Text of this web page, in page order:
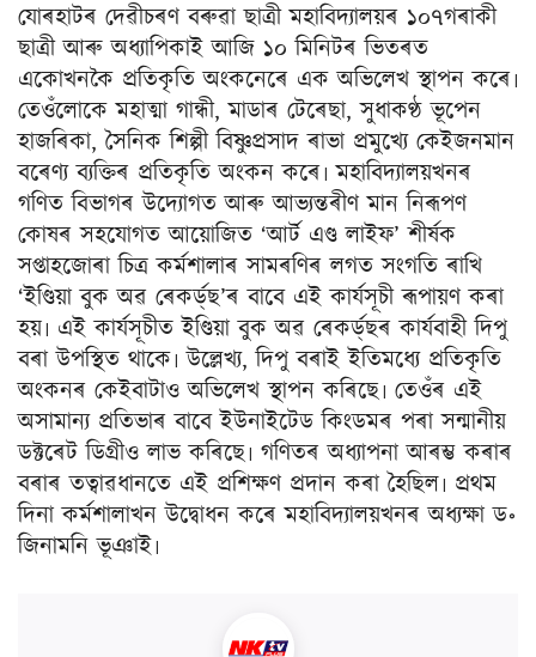
যোৰহাটৰ দেৱীচৰণ বৰুৱা ছাত্ৰী মহাবিদ্যালয়ৰ ১০৭গৰাকী
ছাত্ৰী আৰু অধ্যাপিকাই আজি ১০ মিনিটৰ ভিতৰত
একোখনকৈ প্ৰতিকৃতি অংকনেৰে এক অভিলেখ স্থাপন কৰে৷
তেওঁলোকে মহাত্মা গান্ধী, মাডাৰ টেৰেছা, সুধাকণ্ঠ ভূপেন
হাজৰিকা, সৈনিক শিল্পী বিষ্ণুপ্ৰসাদ ৰাভা প্ৰমুখ্যে কেইজনমান
বৰেণ্য ব্যক্তিৰ প্ৰতিকৃতি অংকন কৰে৷ মহাবিদ্যালয়খনৰ
গণিত বিভাগৰ উদ্যোগত আৰু আভ্যন্তৰীণ মান নিৰূপণ
কোষৰ সহযোগত আয়োজিত ‘আৰ্ট এণ্ড লাইফ’ শীৰ্ষক
সপ্তাহজোৰা চিত্ৰ কৰ্মশালাৰ সামৰণিৰ লগত সংগতি ৰাখি
‘ইণ্ডিয়া বুক অৱ ৰেকৰ্ড্‌ছ’ৰ বাবে এই কাৰ্যসূচী ৰূপায়ণ কৰা
হয়৷ এই কাৰ্যসূচীত ইণ্ডিয়া বুক অৱ ৰেকৰ্ড্‌ছৰ কাৰ্যবাহী দিপু
বৰা উপস্থিত থাকে৷ উল্লেখ্য, দিপু বৰাই ইতিমধ্যে প্ৰতিকৃতি
অংকনৰ কেইবাটাও অভিলেখ স্থাপন কৰিছে৷ তেওঁৰ এই
অসামান্য প্ৰতিভাৰ বাবে ইউনাইটেড কিংডমৰ পৰা সন্মানীয়
ডক্টৰেট ডিগ্ৰীও লাভ কৰিছে৷ গণিতৰ অধ্যাপনা আৰম্ভ কৰাৰ
বৰাৰ তত্বাৱধানতে এই প্ৰশিক্ষণ প্ৰদান কৰা হৈছিল৷ প্ৰথম
দিনা কৰ্মশালাখন উদ্বোধন কৰে মহাবিদ্যালয়খনৰ অধ্যক্ষা ড॰
জিনামনি ভূঞাই৷